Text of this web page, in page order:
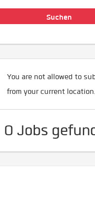
You are not allowed to
from your current location.
0 Jobs